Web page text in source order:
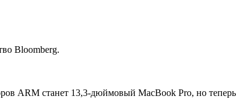
Bloomberg.
ARM станет 13,3-дюймовый MacBook Pro, но